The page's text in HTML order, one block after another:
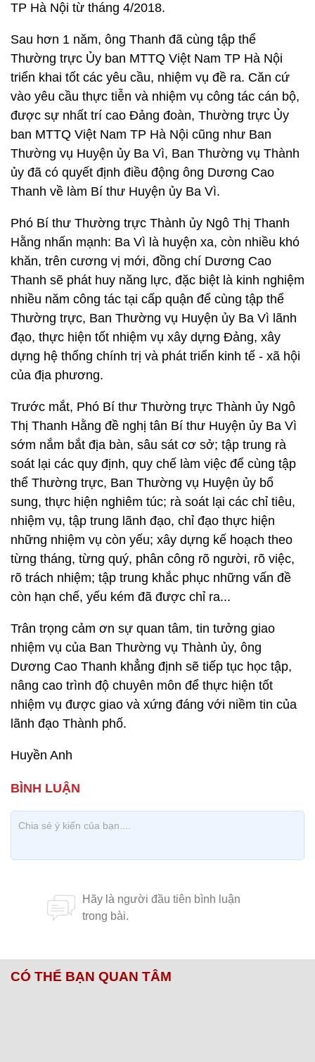
TP Hà Nội từ tháng 4/2018.
Sau hơn 1 năm, ông Thanh đã cùng tập thể
Thường trực Ủy ban MTTQ Việt Nam TP Hà Nội
triển khai tốt các yêu cầu, nhiệm vụ đề ra. Căn cứ
vào yêu cầu thực tiễn và nhiệm vụ công tác cán bộ,
được sự nhất trí cao Đảng đoàn, Thường trực Ủy
ban MTTQ Việt Nam TP Hà Nội cũng như Ban
Thường vụ Huyện ủy Ba Vì, Ban Thường vụ Thành
ủy đã có quyết định điều động ông Dương Cao
Thanh về làm Bí thư Huyện ủy Ba Vì.
Phó Bí thư Thường trực Thành ủy Ngô Thị Thanh
Hằng nhấn mạnh: Ba Vì là huyện xa, còn nhiều khó
khăn, trên cương vị mới, đồng chí Dương Cao
Thanh sẽ phát huy năng lực, đặc biệt là kinh nghiệm
nhiều năm công tác tại cấp quận để cùng tập thể
Thường trực, Ban Thường vụ Huyện ủy Ba Vì lãnh
đạo, thực hiện tốt nhiệm vụ xây dựng Đảng, xây
dựng hệ thống chính trị và phát triển kinh tế - xã hội
của địa phương.
Trước mắt, Phó Bí thư Thường trực Thành ủy Ngô
Thị Thanh Hằng đề nghị tân Bí thư Huyện ủy Ba Vì
sớm nắm bắt địa bàn, sâu sát cơ sở; tập trung rà
soát lại các quy định, quy chế làm việc để cùng tập
thể Thường trực, Ban Thường vụ Huyện ủy bổ
sung, thực hiện nghiêm túc; rà soát lại các chỉ tiêu,
nhiệm vụ, tập trung lãnh đạo, chỉ đạo thực hiện
những nhiệm vụ còn yếu; xây dựng kế hoạch theo
từng tháng, từng quý, phân công rõ người, rõ việc,
rõ trách nhiệm; tập trung khắc phục những vấn đề
còn hạn chế, yếu kém đã được chỉ ra...
Trân trọng cảm ơn sự quan tâm, tin tưởng giao
nhiệm vụ của Ban Thường vụ Thành ủy, ông
Dương Cao Thanh khẳng định sẽ tiếp tục học tập,
nâng cao trình độ chuyên môn để thực hiện tốt
nhiệm vụ được giao và xứng đáng với niềm tin của
lãnh đạo Thành phố.
Huyền Anh
CÓ THỂ BẠN QUAN TÂM